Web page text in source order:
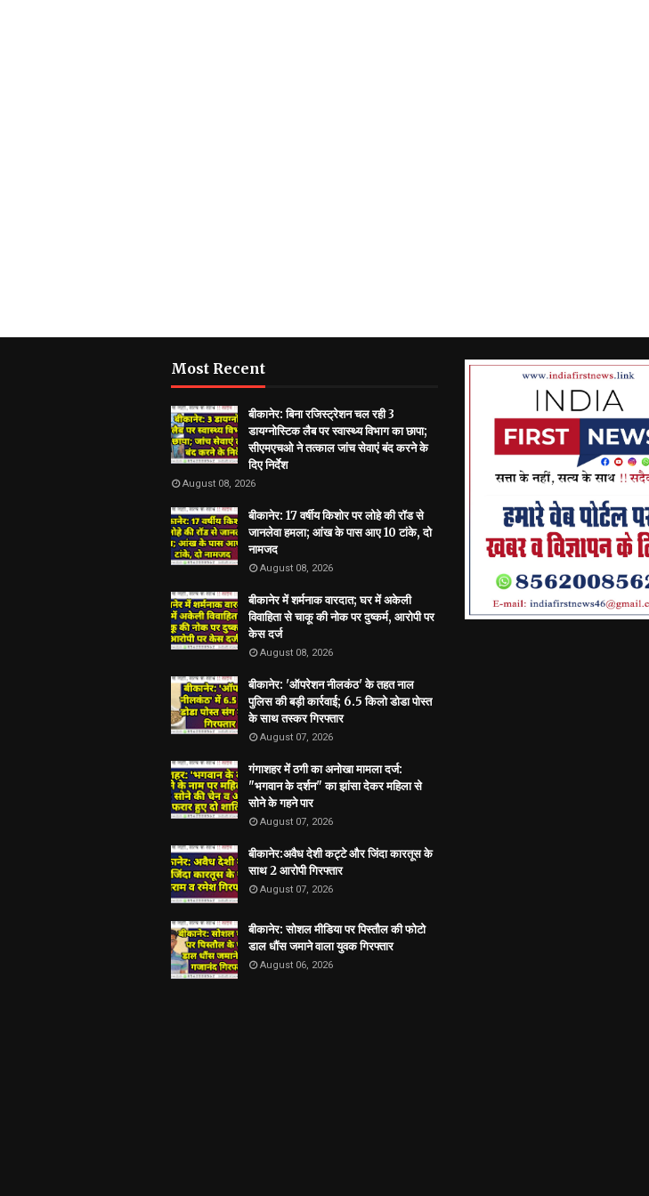
Most Recent
बीकानेर: बिना रजिस्ट्रेशन चल रही 3
डायग्नोस्टिक लैब पर स्वास्थ्य विभाग का छापा;
सीएमएचओ ने तत्काल जांच सेवाएं बंद करने के
दिए निर्देश
August 08, 2026
बीकानेर: 17 वर्षीय किशोर पर लोहे की रॉड से
जानलेवा हमला; आंख के पास आए 10 टांके, दो
नामजद
August 08, 2026
बीकानेर में शर्मनाक वारदात; घर में अकेली
विवाहिता से चाकू की नोक पर दुष्कर्म, आरोपी पर
केस दर्ज
August 08, 2026
बीकानेर: 'ऑपरेशन नीलकंठ' के तहत नाल
पुलिस की बड़ी कार्रवाई; 6.5 किलो डोडा पोस्त
के साथ तस्कर गिरफ्तार
August 07, 2026
गंगाशहर में ठगी का अनोखा मामला दर्ज:
"भगवान के दर्शन" का झांसा देकर महिला से
सोने के गहने पार
August 07, 2026
बीकानेर:अवैध देशी कट्टे और जिंदा कारतूस के
साथ 2 आरोपी गिरफ्तार
August 07, 2026
बीकानेर: सोशल मीडिया पर पिस्तौल की फोटो
डाल धौंस जमाने वाला युवक गिरफ्तार
August 06, 2026